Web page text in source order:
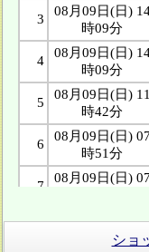
ショ